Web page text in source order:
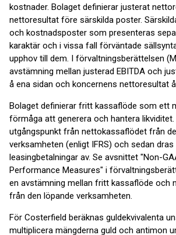
kostnader. Bolaget definierar justerat
nettoresultat före särskilda poster.
och kostnadsposter som presenteras
karaktär och i vissa fall förväntade
upphov till dem. I förvaltningsberättelsen
avstämning mellan justerad EBITDA och
å ena sidan och koncernens nettoresultat
Bolaget definierar fritt kassaflöde som ett
förmåga att generera och hantera
utgångspunkt från nettokassaflödet från
verksamheten (enligt IFRS) och sedan
leasingbetalningar av. Se avsnittet "Non-
Performance Measures" i
en avstämning mellan fritt kassaflöde och
från den löpande verksamheten.
För Costerfield beräknas guldekvivalenta
multiplicera mängderna guld och antimon